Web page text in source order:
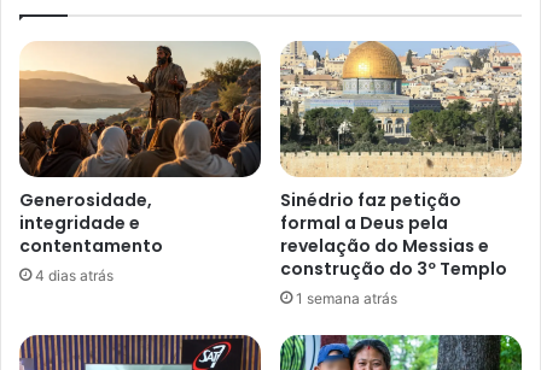
Generosidade,
integridade e
contentamento
4 dias atrás
Sinédrio faz petição
formal a Deus pela
revelação do Messias e
construção do 3º Templo
1 semana atrás